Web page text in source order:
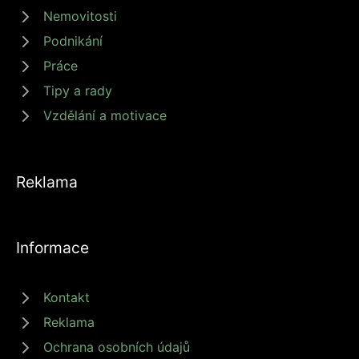
Nemovitosti
Podnikání
Práce
Tipy a rady
Vzdělání a motivace
Reklama
Informace
Kontakt
Reklama
Ochrana osobních údajů